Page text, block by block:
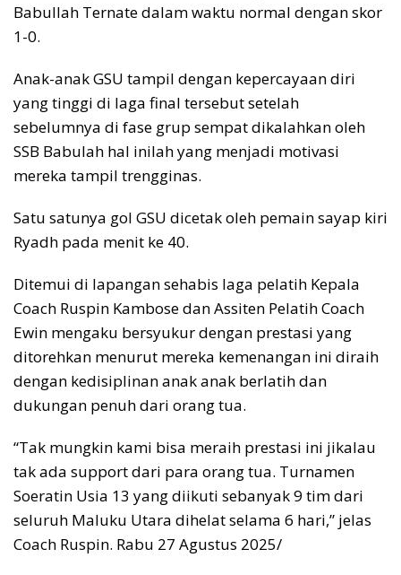
Babullah Ternate dalam waktu normal dengan skor
1-0.
Anak-anak GSU tampil dengan kepercayaan diri
yang tinggi di laga final tersebut setelah
sebelumnya di fase grup sempat dikalahkan oleh
SSB Babulah hal inilah yang menjadi motivasi
mereka tampil trengginas.
Satu satunya gol GSU dicetak oleh pemain sayap kiri
Ryadh pada menit ke 40.
Ditemui di lapangan sehabis laga pelatih Kepala
Coach Ruspin Kambose dan Assiten Pelatih Coach
Ewin mengaku bersyukur dengan prestasi yang
ditorehkan menurut mereka kemenangan ini diraih
dengan kedisiplinan anak anak berlatih dan
dukungan penuh dari orang tua.
“Tak mungkin kami bisa meraih prestasi ini jikalau
tak ada support dari para orang tua. Turnamen
Soeratin Usia 13 yang diikuti sebanyak 9 tim dari
seluruh Maluku Utara dihelat selama 6 hari,” jelas
Coach Ruspin. Rabu 27 Agustus 2025/